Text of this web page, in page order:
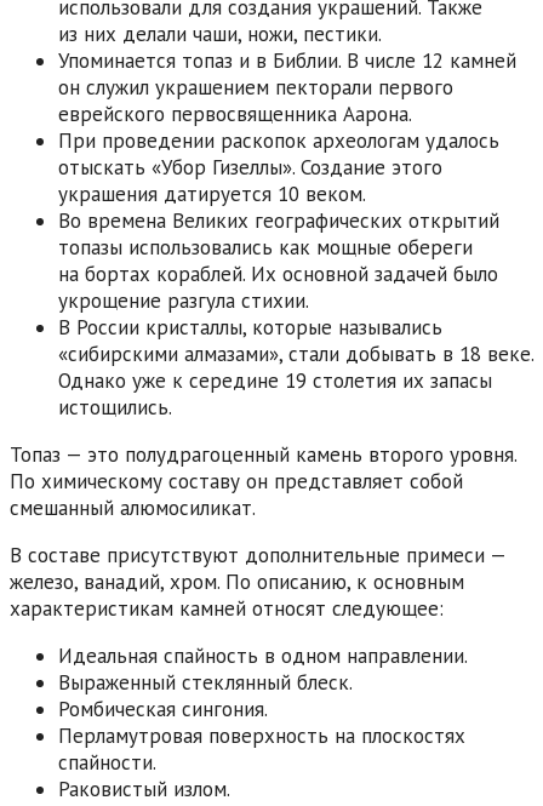
использовали для создания украшений. Также
из них делали чаши, ножи, пестики.
Упоминается топаз и в Библии. В числе 12 камней
он служил украшением пекторали первого
еврейского первосвященника Аарона.
При проведении раскопок археологам удалось
отыскать «Убор Гизеллы». Создание этого
украшения датируется 10 веком.
Во времена Великих географических открытий
топазы использовались как мощные обереги
на бортах кораблей. Их основной задачей было
укрощение разгула стихии.
В России кристаллы, которые назывались
«сибирскими алмазами», стали добывать в 18 веке.
Однако уже к середине 19 столетия их запасы
истощились.
Топаз — это полудрагоценный камень второго уровня.
По химическому составу он представляет собой
смешанный алюмосиликат.
В составе присутствуют дополнительные примеси —
железо, ванадий, хром. По описанию, к основным
характеристикам камней относят следующее:
Идеальная спайность в одном направлении.
Выраженный стеклянный блеск.
Ромбическая сингония.
Перламутровая поверхность на плоскостях
спайности.
Раковистый излом.